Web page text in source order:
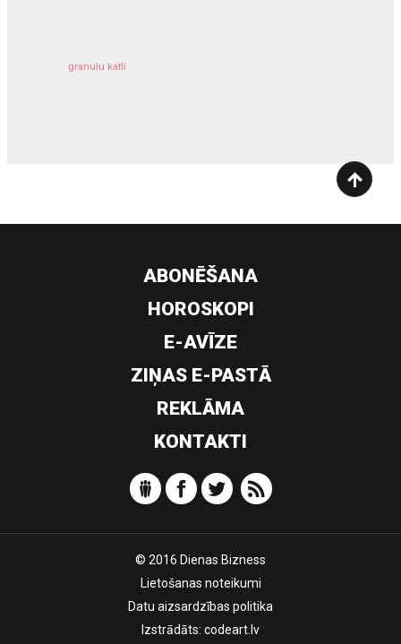
granulu katli
ABONĒŠANA
HOROSKOPI
E-AVĪZE
ZIŅAS E-PASTĀ
REKLĀMA
KONTAKTI
© 2016 Dienas Bizness
Lietošanas noteikumi
Datu aizsardzības politika
Izstrādāts: codeart.lv